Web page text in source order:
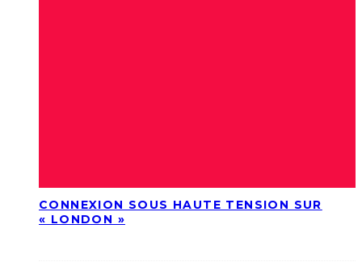
CONNEXION SOUS HAUTE TENSION SUR
« LONDON »